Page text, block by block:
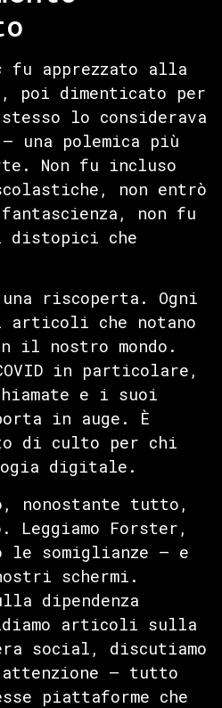
fu apprezzato alla
poi dimenticato per
lo considerava
una polemica più
Non fu incluso
non entrò
non fu
distopici che
riscoperta. Ogni
articoli che notano
il nostro mondo.
in particolare,
e i suoi
in auge. È
di culto per chi
digitale.
nonostante tutto,
Leggiamo Forster,
le somiglianze — e
schermi.
dipendenza
articoli sulla
social, discutiamo
— tutto
piattaforme che